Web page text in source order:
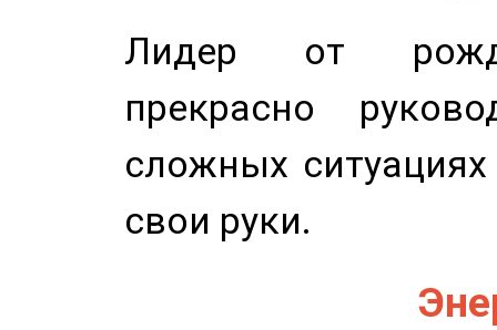
Лидер от
прекрасно
сложных
свои руки.